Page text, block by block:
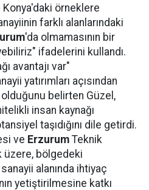
örneklere
farklı alanlarındaki
'da olmamasının bir
ifadelerini kullandı.
avantajı var"
yatırımları açısından
belirten Güzel,
insan kaynağı
taşıdığını dile getirdi.
ve Erzurum Teknik
üzere, bölgedeki
alanında ihtiyaç
yetiştirilmesine katkı